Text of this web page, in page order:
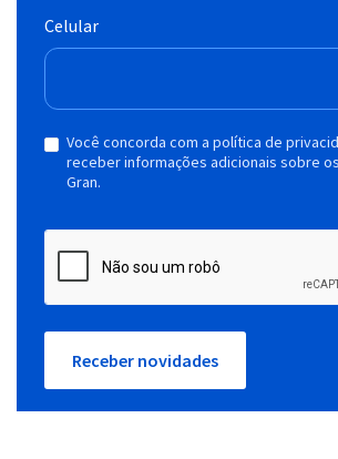
Celular
Você concorda com a política de
receber informações adicionais sobre
Gran.
Receber novidades